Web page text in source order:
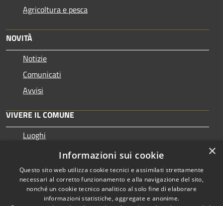
Agricoltura e pesca
NOVITÀ
Notizie
Comunicati
Avvisi
VIVERE IL COMUNE
Luoghi
Copyright © 2026 • Comune di
×
Informazioni sui cookie
Questo sito web utilizza cookie tecnici e assimilati strettamente
necessari al corretto funzionamento e alla navigazione del sito,
nonché un cookie tecnico analitico al solo fine di elaborare
informazioni statistiche, aggregate e anonime.